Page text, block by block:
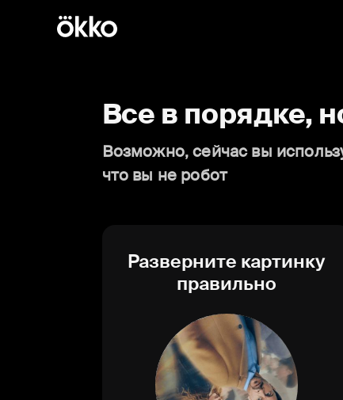
Все в порядке,
Возможно, сейчас вы
что вы не робот
Разверните картинку
правильно